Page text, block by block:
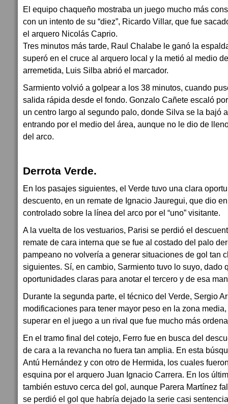
El equipo chaqueño mostraba un juego mucho más
con un intento de su “diez”, Ricardo Villar, que fue
el arquero Nicolás Caprio.
Tres minutos más tarde, Raul Chalabe le ganó la
superó en el cruce al arquero local y la metió al medio
arremetida, Luis Silba abrió el marcador.
Sarmiento volvió a golpear a los 38 minutos, cuando
salida rápida desde el fondo. Gonzalo Cañete escaló
un centro largo al segundo palo, donde Silva se la bajó
entrando por el medio del área, aunque no le dio de
del arco.
Derrota Verde.
En los pasajes siguientes, el Verde tuvo una clara
descuento, en un remate de Ignacio Jauregui, que dio
controlado sobre la línea del arco por el “uno” visitante.
A la vuelta de los vestuarios, Parisi se perdió el
remate de cara interna que se fue al costado del palo
pampeano no volvería a generar situaciones de gol tan
siguientes. Sí, en cambio, Sarmiento tuvo lo suyo, dado
oportunidades claras para anotar el tercero y de esa
Durante la segunda parte, el técnico del Verde, Sergio
modificaciones para tener mayor peso en la zona
superar en el juego a un rival que fue mucho más
En el tramo final del cotejo, Ferro fue en busca del
de cara a la revancha no fuera tan amplia. En esta
Antú Hernández y con otro de Hermida, los cuales
esquina por el arquero Juan Ignacio Carrera. En los
también estuvo cerca del gol, aunque Parera Martínez
se perdió el gol que habría dejado la serie casi